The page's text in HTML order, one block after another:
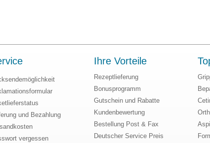
und Bezahlung
vergessen
Ihre Vorteile
Rezeptlieferung
Bonusprogramm
Gutschein und Rabatte
Kundenbewertung
Bestellung Post & Fax
Deutscher Service Preis